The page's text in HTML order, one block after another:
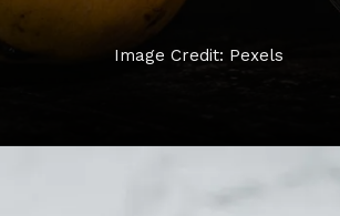
Image Credit: Pexels